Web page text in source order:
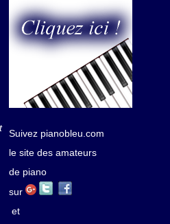
Suivez pianobleu.com
le site des amateurs
de piano
sur
et